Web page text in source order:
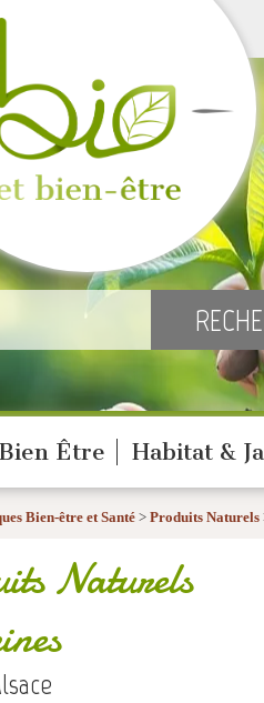
Bien Être Habitat &
Bien-être et Santé> Produits Naturels
Naturels